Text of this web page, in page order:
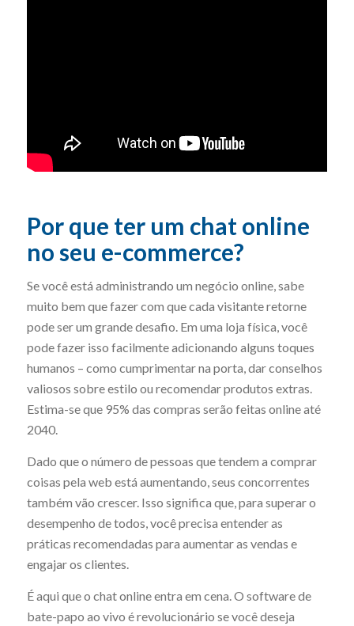
Por que ter um chat online
no seu e-commerce?
Se você está administrando um negócio online, sabe
muito bem que fazer com que cada visitante retorne
pode ser um grande desafio. Em uma loja física, você
pode fazer isso facilmente adicionando alguns toques
humanos – como cumprimentar na porta, dar conselhos
valiosos sobre estilo ou recomendar produtos extras.
Estima-se que 95% das compras serão feitas online até
2040.
Dado que o número de pessoas que tendem a comprar
coisas pela web está aumentando, seus concorrentes
também vão crescer. Isso significa que, para superar o
desempenho de todos, você precisa entender as
práticas recomendadas para aumentar as vendas e
engajar os clientes.
É aqui que o chat online entra em cena. O software de
bate-papo ao vivo é revolucionário se você deseja